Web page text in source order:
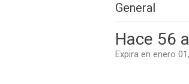
General
Hace 56
Expira en enero